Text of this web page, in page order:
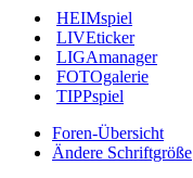
HEIMspiel
LIVEticker
LIGAmanager
FOTOgalerie
TIPPspiel
Foren-Übersicht
Ändere Schriftgröße